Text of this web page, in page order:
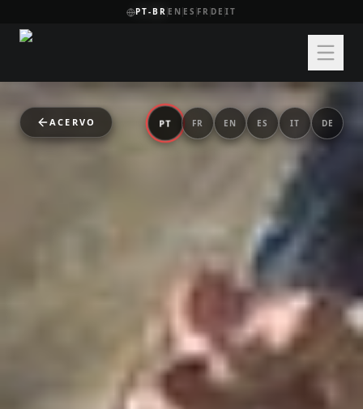
PT-BR EN ES FR DE IT
ACERVO PT FR EN ES IT DE